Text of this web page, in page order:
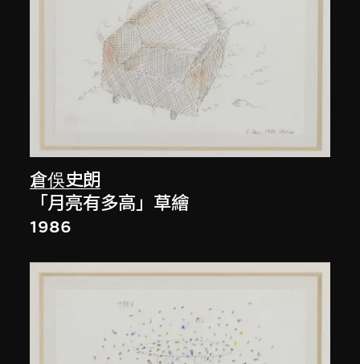
倉俁史朗
「月亮有多高」草繪
1986